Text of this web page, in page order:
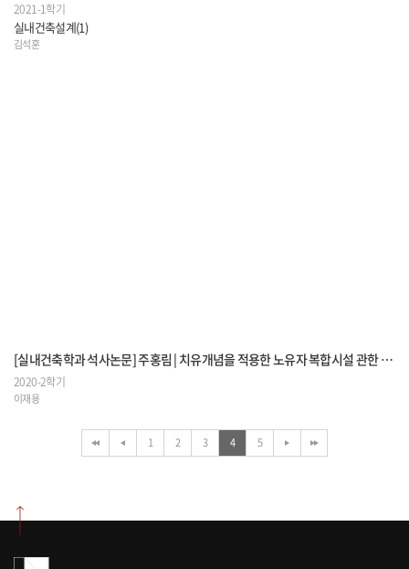
2021-1학기
실내건축설계(1)
김석훈
[실내건축학과 석사논문] 주홍림 | 치유개념을 적용한 노유자 복합시설 관한 연구
2020-2학기
이재용
1 2 3 4 5